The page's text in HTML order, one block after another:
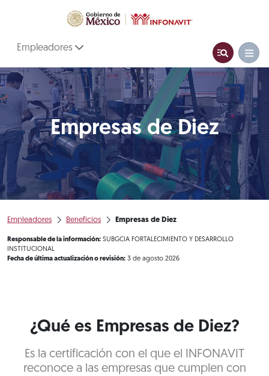
Empleadores
Empresas de Diez
Empleadores Beneficios Empresas de Diez
Responsable de la información: SUBGCIA FORTALECIMIENTO Y DESARROLLO
INSTITUCIONAL
Fecha de última actualización o revisión: 3 de agosto 2026
¿Qué es Empresas de Diez?
Es la certificación con el que el INFONAVIT
reconoce a las empresas que cumplen con